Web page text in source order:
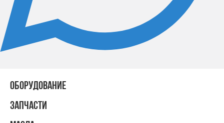
ОБОРУДОВАНИЕ
ЗАПЧАСТИ